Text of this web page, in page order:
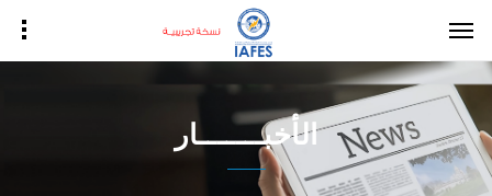
الأخبـــــــار